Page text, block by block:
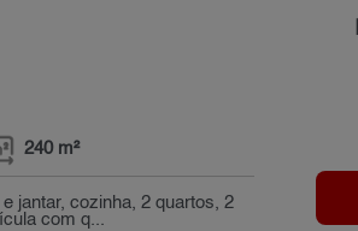
240 m²
jantar, cozinha, 2 quartos, 2
com q...